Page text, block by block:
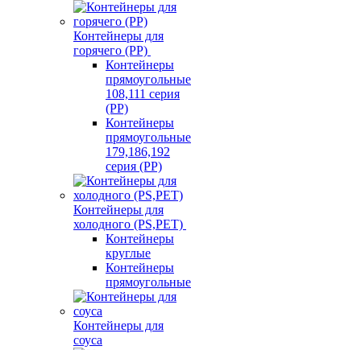
Контейнеры для
горячего (PP)
Контейнеры
прямоугольные
108,111 серия
(PP)
Контейнеры
прямоугольные
179,186,192
серия (PP)
Контейнеры для
холодного (PS,PET)
Контейнеры
круглые
Контейнеры
прямоугольные
Контейнеры для
соуса